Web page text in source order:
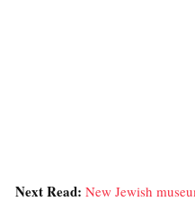
Next Read: New Jewish